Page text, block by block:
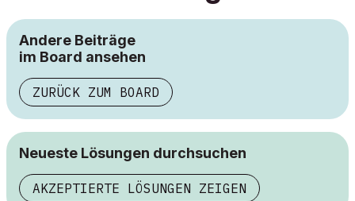
Andere Beiträge
im Board ansehen
ZURÜCK ZUM BOARD
Neueste Lösungen durchsuchen
AKZEPTIERTE LÖSUNGEN ZEIGEN